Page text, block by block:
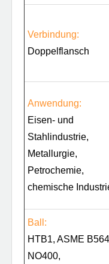
Verbindung:
Doppelflansch
Anwendung:
Eisen- und
Stahlindustrie,
Metallurgie,
Petrochemie,
chemische
Ball:
HTB1, ASME B564
NO400,